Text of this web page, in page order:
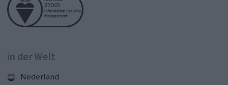
in der Welt
Nederland